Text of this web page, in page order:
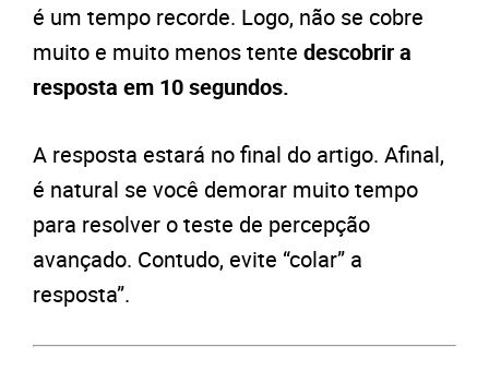
é um tempo recorde. Logo, não se cobre
muito e muito menos tente descobrir a
resposta em 10 segundos.
A resposta estará no final do artigo. Afinal,
é natural se você demorar muito tempo
para resolver o teste de percepção
avançado. Contudo, evite “colar” a
resposta”.